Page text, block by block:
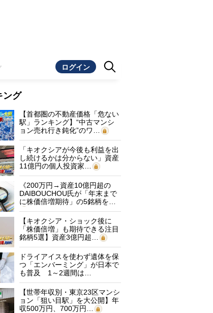
ログイン
ング
【首都圏の不動産価格「危ない
駅」ランキング】“中古マンシ
ョン売れ行き鈍化”のワ…
「キオクシアが今後も利益を出
し続けるかは分からない」資産
11億円の個人投資家…
《200万円→資産10億円超の
DAIBOUCHOU氏が「年末まで
に株価倍増期待」の5銘柄を…
【キオクシア・ショック後に
「株価倍増」も期待できる注目
銘柄5選】資産3億円超…
ドライアイスを使わず遺体を保
つ「エンバーミング」が日本で
も普及 1～2週間は…
【世帯年収別・東京23区マンシ
ョン「狙い目駅」を大公開】年
収500万円、700万円…